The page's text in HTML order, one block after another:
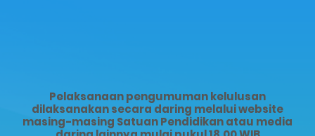
Pelaksanaan pengumuman kelulusan
dilaksanakan secara daring melalui website
masing-masing Satuan Pendidikan atau media